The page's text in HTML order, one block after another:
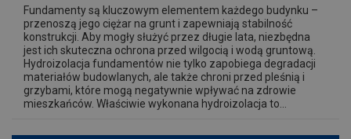
Fundamenty są kluczowym elementem każdego budynku –
przenoszą jego ciężar na grunt i zapewniają stabilność
konstrukcji. Aby mogły służyć przez długie lata, niezbędna
jest ich skuteczna ochrona przed wilgocią i wodą gruntową.
Hydroizolacja fundamentów nie tylko zapobiega degradacji
materiałów budowlanych, ale także chroni przed pleśnią i
grzybami, które mogą negatywnie wpływać na zdrowie
mieszkańców. Właściwie wykonana hydroizolacja to...